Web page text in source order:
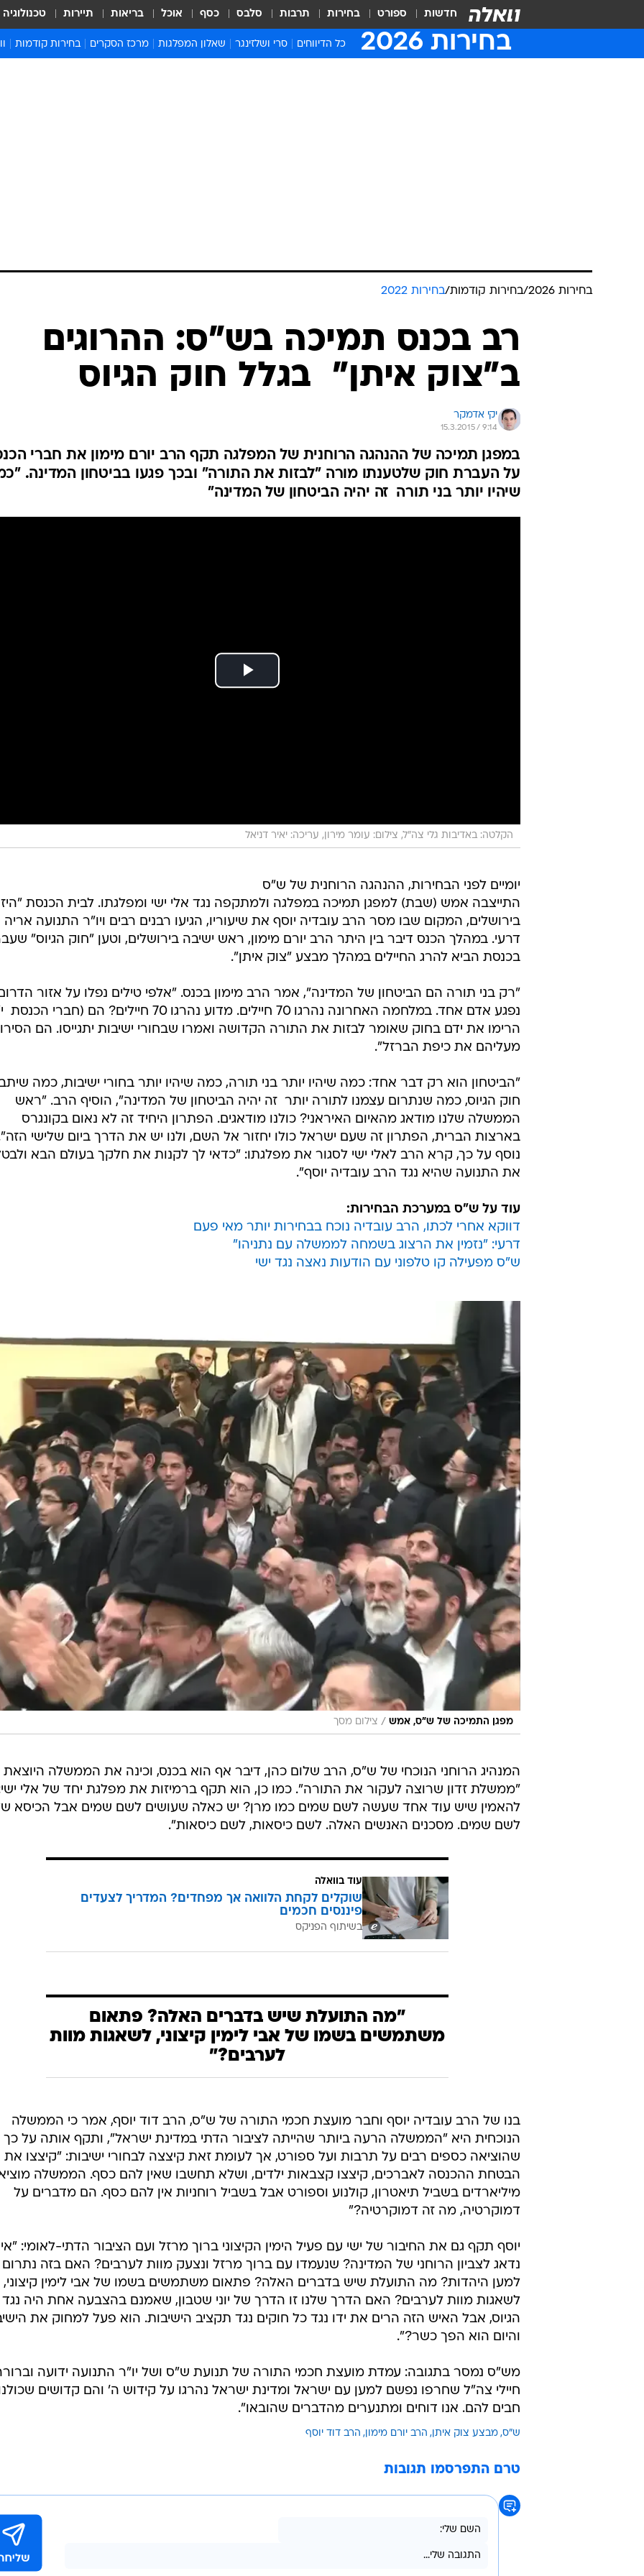
חדשות ספורט בחירות תרבות סלבס כסף אוכל בריאות תיירות טכנולוגיה
בחירות 2026 כל הדיווחים סרי ושלזינגר שאלון המפלגות מרכז הסקרים בחירות קודמות
בחירות 2026 /בחירות קודמות/בחירות 2022
רב בכנס תמיכה בש"ס: ההרוגים
ב"צוק איתן"  בגלל חוק הגיוס
יקי אדמקר
15.3.2015 / 9:14
במפגן תמיכה של ההנהגה הרוחנית של המפלגה תקף הרב יורם מימון את חברי
על העברת חוק שלטענתו מורה "לבזות את התורה" ובכך פגעו בביטחון המדינה.
שיהיו יותר בני תורה  זה יהיה הביטחון של המדינה"
הקלטה: באדיבות גלי צה"ל, צילום: עומר מירון, עריכה: יאיר דניאל
יומיים לפני הבחירות, ההנהגה הרוחנית של ש"ס
התייצבה אמש (שבת) למפגן תמיכה במפלגה ולמתקפה נגד אלי ישי ומפלגתו. לבית הכנסת
בירושלים, המקום שבו מסר הרב עובדיה יוסף את שיעוריו, הגיעו רבנים רבים ויו"ר התנועה אריה
דרעי. במהלך הכנס דיבר בין היתר הרב יורם מימון, ראש ישיבה בירושלים, וטען "חוק הגיוס"
בכנסת הביא להרג החיילים במהלך מבצע "צוק איתן".
"רק בני תורה הם הביטחון של המדינה", אמר הרב מימון בכנס. "אלפי טילים נפלו על אזור
נפגע אדם אחד. במלחמה האחרונה נהרגו 70 חיילים. מדוע נהרגו 70 חיילים? הם (חברי
הרימו את ידם בחוק שאומר לבזות את התורה הקדושה ואמרו שבחורי ישיבות יתגייסו. הם הסירו
מעליהם את כיפת הברזל".
"הביטחון הוא רק דבר אחד: כמה שיהיו יותר בני תורה, כמה שיהיו יותר בחורי ישיבות, כמה
חוק הגיוס, כמה שנתרום עצמנו לתורה יותר  זה יהיה הביטחון של המדינה", הוסיף הרב. "ראש
הממשלה שלנו מודאג מהאיום האיראני? כולנו מודאגים. הפתרון היחיד זה לא נאום בקונגרס
בארצות הברית, הפתרון זה שעם ישראל כולו יחזור אל השם, ולנו יש את הדרך ביום שלישי
נוסף על כך, קרא הרב לאלי ישי לסגור את מפלגתו: "כדאי לך לקנות את חלקך בעולם הבא
את התנועה שהיא נגד הרב עובדיה יוסף".
עוד על ש"ס במערכת הבחירות:
דווקא אחרי לכתו, הרב עובדיה נוכח בבחירות יותר מאי פעם
דרעי: "נזמין את הרצוג בשמחה לממשלה עם נתניהו"
ש"ס מפעילה קו טלפוני עם הודעות נאצה נגד ישי
מפגן התמיכה של ש"ס, אמש / צילום מסך
המנהיג הרוחני הנוכחי של ש"ס, הרב שלום כהן, דיבר אף הוא בכנס, וכינה את הממשלה היוצאת
"ממשלת זדון שרוצה לעקור את התורה". כמו כן, הוא תקף ברמיזות את מפלגת יחד של אלי
להאמין שיש עוד אחד שעשה לשם שמים כמו מרן? יש כאלה שעושים לשם שמים אבל הכיסא
לשם שמים. מסכנים האנשים האלה. לשם כיסאות, לשם כיסאות".
עוד בוואלה
שוקלים לקחת הלוואה אך מפחדים? המדריך לצעדים
פיננסים חכמים
בשיתוף הפניקס
"מה התועלת שיש בדברים האלה? פתאום
משתמשים בשמו של אבי לימין קיצוני, לשאגות מוות
לערבים?"
בנו של הרב עובדיה יוסף וחבר מועצת חכמי התורה של ש"ס, הרב דוד יוסף, אמר כי הממשלה
הנוכחית היא "הממשלה הרעה ביותר שהייתה לציבור הדתי במדינת ישראל", ותקף אותה על כך
שהוציאה כספים רבים על תרבות ועל ספורט, אך לעומת זאת קיצצה לבחורי ישיבות: "קיצצו את
הבטחת ההכנסה לאברכים, קיצצו קצבאות ילדים, ושלא תחשבו שאין להם כסף. הממשלה
מיליארדים בשביל תיאטרון, קולנוע וספורט אבל בשביל רוחניות אין להם כסף. הם מדברים על
דמוקרטיה, מה זה דמוקרטיה?"
יוסף תקף גם את החיבור של ישי עם פעיל הימין הקיצוני ברוך מרזל ועם הציבור הדתי-לאומי:
נדאג לצביון הרוחני של המדינה? שנעמדו עם ברוך מרזל ונצעק מוות לערבים? האם בזה נתרום
למען היהדות? מה התועלת שיש בדברים האלה? פתאום משתמשים בשמו של אבי לימין קיצוני,
לשאגות מוות לערבים? האם הדרך שלנו זו הדרך של יוני שטבון, שאמנם בהצבעה אחת היה
הגיוס, אבל האיש הזה הרים את ידו נגד כל חוקים נגד תקציב הישיבות. הוא פעל למחוק את
והיום הוא הפך כשר?".
מש"ס נמסר בתגובה: עמדת מועצת חכמי התורה של תנועת ש"ס ושל יו"ר התנועה ידועה
חיילי צה"ל שחרפו נפשם למען עם ישראל ומדינת ישראל נהרגו על קידוש ה' והם קדושים
חבים להם. אנו דוחים ומתנערים מהדברים שהובאו".
ש"ס מבצע צוק איתן הרב יורם מימון הרב דוד יוסף
טרם התפרסמו תגובות